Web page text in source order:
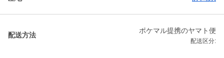
配送方法
ポケマル提携のヤマト便
配送区分: